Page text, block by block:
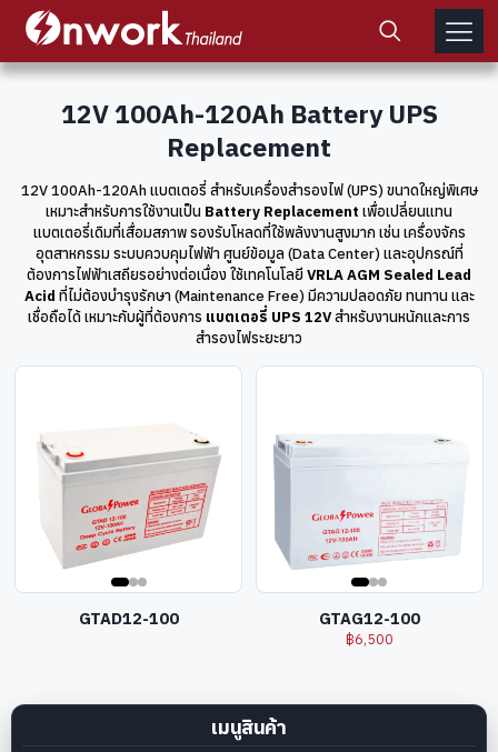
12V 100Ah-120Ah Battery UPS
Replacement
12V 100Ah-120Ah แบตเตอรี่ สำหรับเครื่องสำรองไฟ (UPS) ขนาดใหญ่พิเศษ
เหมาะสำหรับการใช้งานเป็น Battery Replacement เพื่อเปลี่ยนแทน
แบตเตอรี่เดิมที่เสื่อมสภาพ รองรับโหลดที่ใช้พลังงานสูงมาก เช่น เครื่องจักร
อุตสาหกรรม ระบบควบคุมไฟฟ้า ศูนย์ข้อมูล (Data Center) และอุปกรณ์ที่
ต้องการไฟฟ้าเสถียรอย่างต่อเนื่อง ใช้เทคโนโลยี VRLA AGM Sealed Lead
Acid ที่ไม่ต้องบำรุงรักษา (Maintenance Free) มีความปลอดภัย ทนทาน และ
เชื่อถือได้ เหมาะกับผู้ที่ต้องการ แบตเตอรี่ UPS 12Vสำหรับงานหนักและการ
สำรองไฟระยะยาว
GTAD12-100 GTAG12-100
฿6,500
เมนูสินค้า